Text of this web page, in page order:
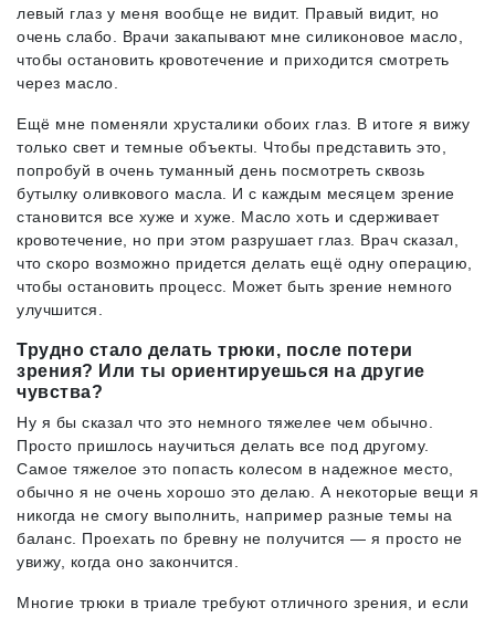
левый глаз у меня вообще не видит. Правый видит, но
очень слабо. Врачи закапывают мне силиконовое масло,
чтобы остановить кровотечение и приходится смотреть
через масло.
Ещё мне поменяли хрусталики обоих глаз. В итоге я вижу
только свет и темные объекты. Чтобы представить это,
попробуй в очень туманный день посмотреть сквозь
бутылку оливкового масла. И с каждым месяцем зрение
становится все хуже и хуже. Масло хоть и сдерживает
кровотечение, но при этом разрушает глаз. Врач сказал,
что скоро возможно придется делать ещё одну операцию,
чтобы остановить процесс. Может быть зрение немного
улучшится.
Трудно стало делать трюки, после потери
зрения? Или ты ориентируешься на другие
чувства?
Ну я бы сказал что это немного тяжелее чем обычно.
Просто пришлось научиться делать все под другому.
Самое тяжелое это попасть колесом в надежное место,
обычно я не очень хорошо это делаю. А некоторые вещи я
никогда не смогу выполнить, например разные темы на
баланс. Проехать по бревну не получится — я просто не
увижу, когда оно закончится.
Многие трюки в триале требуют отличного зрения, и если